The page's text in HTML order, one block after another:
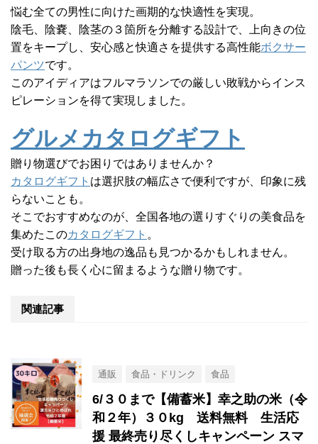
悩む全ての男性に向けた画期的な快適性を実現。
陰毛、陰嚢、陰茎の３箇所を分離する設計で、上向きの位
置をキープし、安心感と快適さを提供する高性能ボクサー
パンツです。
このアイディアはフルマラソンでの厳しい敗戦からインス
ピレーションを得て実現しました。
グルメカタログギフト
贈り物選びでお困りではありませんか？
カタログギフト は選択肢の幅広さで便利ですが、印象に残
らないことも。
そこでおすすめなのが、全国各地の選りすぐりの美食品を
集めたこのカタログギフト 。
受け取る方の出身地の逸品も見つかるかもしれません。
贈った後も長く心に留まるような贈り物です。
関連記事
通販 食品・ドリンク 食品
6/３０まで【備蓄米】幸之助の米（令
和２年）３０kg 送料無料 生活応
援 最終売り尽くしキャンペーン スマ